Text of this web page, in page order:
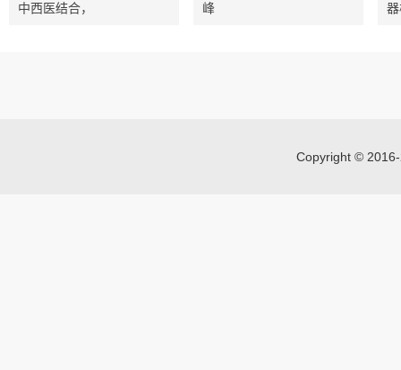
中西医结合，
峰
Copyright ©